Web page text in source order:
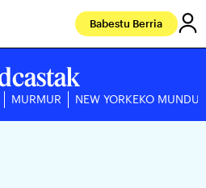
Babestu Berria
MURMUR NEW YORKEKO